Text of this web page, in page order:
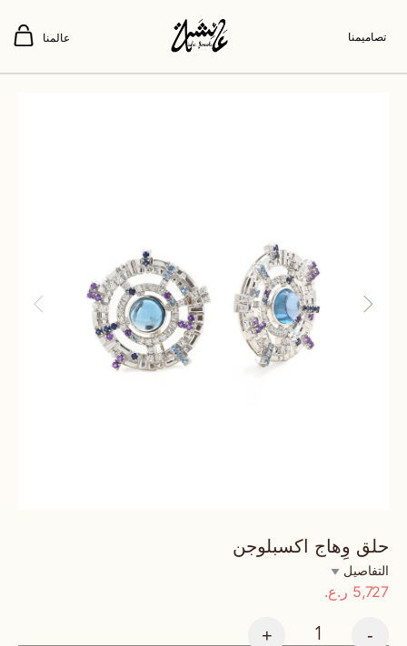
تصاميمنا عالمنا
حلق وِهاج اكسبلوجن
التفاصيل
5,727 ر.ع.
-
+